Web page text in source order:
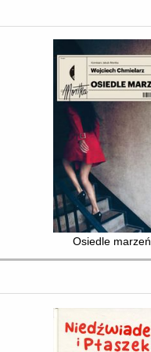
Osiedle marzeń